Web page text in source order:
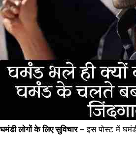
घमंडी लोगों के लिए सुविचार– इस पोस्ट में